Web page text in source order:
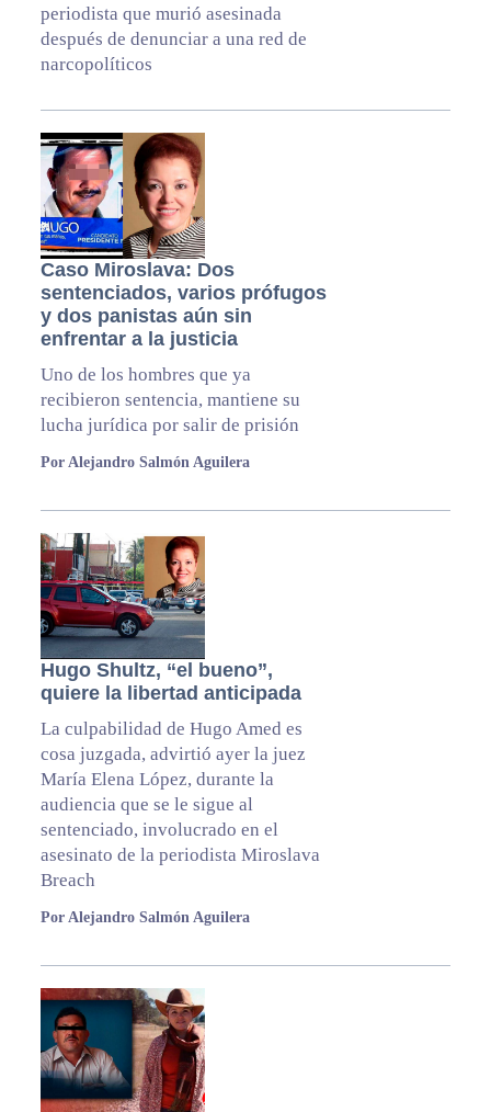
periodista que murió asesinada
después de denunciar a una red de
narcopolíticos
Caso Miroslava: Dos
sentenciados, varios prófugos
y dos panistas aún sin
enfrentar a la justicia
Uno de los hombres que ya
recibieron sentencia, mantiene su
lucha jurídica por salir de prisión
Por Alejandro Salmón Aguilera
Hugo Shultz, “el bueno”,
quiere la libertad anticipada
La culpabilidad de Hugo Amed es
cosa juzgada, advirtió ayer la juez
María Elena López, durante la
audiencia que se le sigue al
sentenciado, involucrado en el
asesinato de la periodista Miroslava
Breach
Por Alejandro Salmón Aguilera